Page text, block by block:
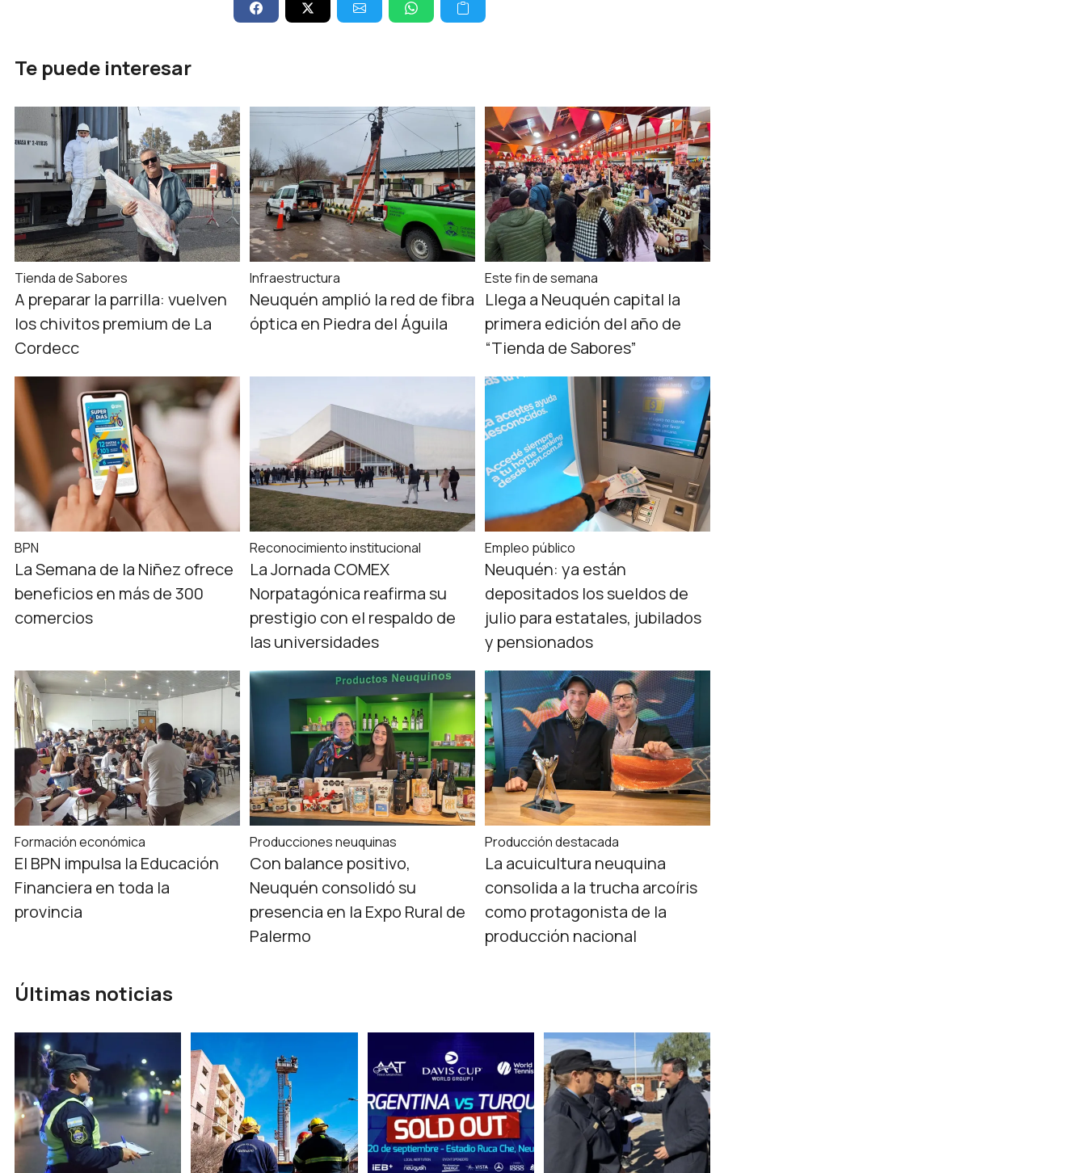
Te puede interesar
Tienda de Sabores
A preparar la parrilla: vuelven
los chivitos premium de La
Cordecc
Infraestructura
Neuquén amplió la red de fibra
óptica en Piedra del Águila
Este fin de semana
Llega a Neuquén capital la
primera edición del año de
“Tienda de Sabores”
BPN
La Semana de la Niñez ofrece
beneficios en más de 300
comercios
Reconocimiento institucional
La Jornada COMEX
Norpatagónica reafirma su
prestigio con el respaldo de
las universidades
Empleo público
Neuquén: ya están
depositados los sueldos de
julio para estatales, jubilados
y pensionados
Formación económica
El BPN impulsa la Educación
Financiera en toda la
provincia
Producciones neuquinas
Con balance positivo,
Neuquén consolidó su
presencia en la Expo Rural de
Palermo
Producción destacada
La acuicultura neuquina
consolida a la trucha arcoíris
como protagonista de la
producción nacional
Últimas noticias